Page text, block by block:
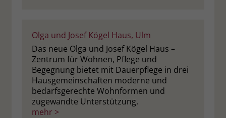
Olga und Josef Kögel Haus, Ulm
Das neue Olga und Josef Kögel Haus –
Zentrum für Wohnen, Pflege und
Begegnung bietet mit Dauerpflege in drei
Hausgemeinschaften moderne und
bedarfsgerechte Wohnformen und
zugewandte Unterstützung.
mehr >